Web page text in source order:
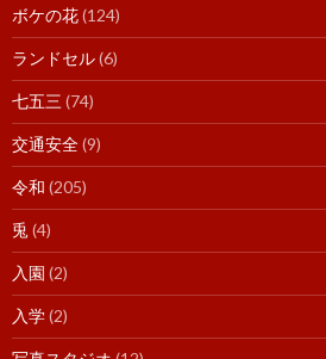
ボケの花(124)
ランドセル(6)
七五三 (74)
交通安全(9)
令和 (205)
兎 (4)
入園 (2)
入学(2)